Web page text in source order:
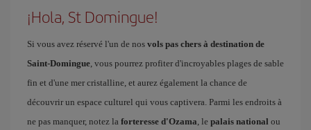
¡Hola, St Domingue!
Si vous avez réservé l'un de nos vols pas chers à destination de
Saint-Domingue , vous pourrez profiter d'incroyables plages de sable
fin et d'une mer cristalline, et aurez également la chance de
découvrir un espace culturel qui vous captivera. Parmi les endroits à
ne pas manquer, notez la forteresse d'Ozama , le palais national ou